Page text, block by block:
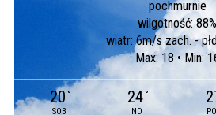
pochmurnie
wilgotność: 88%
wiatr: 6m/s zach. -
Max: 18 • Min:
20 °
SOB
24 °
ND